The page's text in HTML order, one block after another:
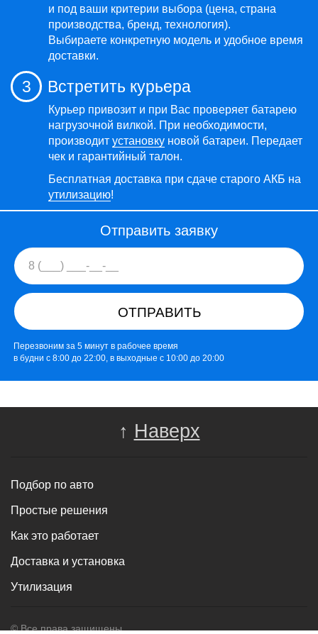
и под ваши критерии выбора (цена, страна
производства, бренд, технология).
Выбираете конкретную модель и удобное время
доставки.
3 Встретить курьера
Курьер привозит и при Вас проверяет батарею
нагрузочной вилкой. При необходимости,
производит установку новой батареи. Передает
чек и гарантийный талон.
Бесплатная доставка при сдаче старого АКБ на
утилизацию!
Отправить заявку
ОТПРАВИТЬ
Перезвоним за 5 минут в рабочее время
в будни с 8:00 до 22:00, в выходные с 10:00 до 20:00
↑ Наверх
Подбор по авто
Простые решения
Как это работает
Доставка и установка
Утилизация
© Все права защищены.